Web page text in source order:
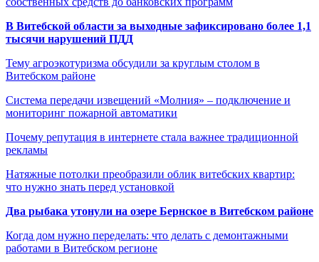
В Витебской области за выходные зафиксировано более 1,1
тысячи нарушений ПДД
Тему агроэкотуризма обсудили за круглым столом в
Витебском районе
Система передачи извещений «Молния» – подключение и
мониторинг пожарной автоматики
Почему репутация в интернете стала важнее традиционной
рекламы
Натяжные потолки преобразили облик витебских квартир:
что нужно знать перед установкой
Два рыбака утонули на озере Бернское в Витебском районе
Когда дом нужно переделать: что делать с демонтажными
работами в Витебском регионе